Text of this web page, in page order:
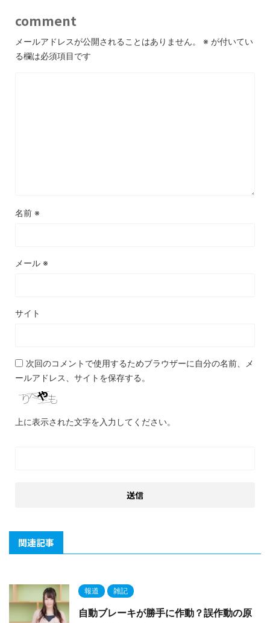
comment
メールアドレスが公開されることはありません。 ※ が付いてい
る欄は必須項目です
名前 ※
メール ※
サイト
次回のコメントで使用するためブラウザーに自分の名前、メ
ールアドレス、サイトを保存する。
上に表示された文字を入力してください。
関連記事
報道 雑記
自動ブレーキが勝手に作動？誤作動の原